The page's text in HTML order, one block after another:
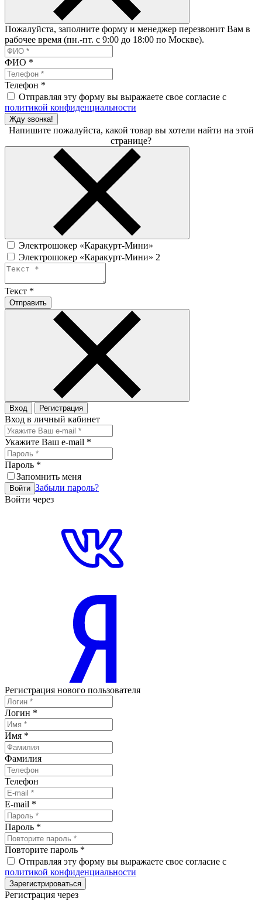
Пожалуйста, заполните форму и менеджер перезвонит Вам в
рабочее время (пн.-пт. с 9:00 до 18:00 по Москве).
ФИО *
Телефон *
Отправляя эту форму вы выражаете свое согласие с
политикой конфиденциальности
Жду звонка!
Напишите пожалуйста, какой товар вы хотели найти на этой
странице?
Электрошокер «Каракурт-Мини»
Электрошокер «Каракурт-Мини» 2
Текст *
Отправить
Вход Регистрация
Вход в личный кабинет
Укажите Ваш e-mail *
Пароль *
Запомнить меня
Войти Забыли пароль?
Войти через
Регистрация нового пользователя
Логин *
Имя *
Фамилия
Телефон
E-mail *
Пароль *
Повторите пароль *
Отправляя эту форму вы выражаете свое согласие с
политикой конфиденциальности
Зарегистрироваться
Регистрация через